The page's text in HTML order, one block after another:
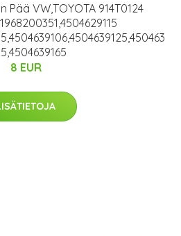
Pää VW,TOYOTA 914T0124
8 EUR